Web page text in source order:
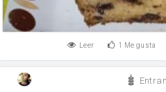
Leer 1 Me gusta